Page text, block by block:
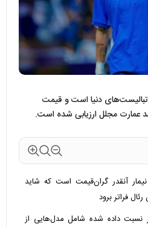
دنیا است و قیمت
عمارت مجلل ارزیابی شده است.
آنقدر گران‌قیمت است که شاید
نسبت داده شده شامل مدل‌هایی از